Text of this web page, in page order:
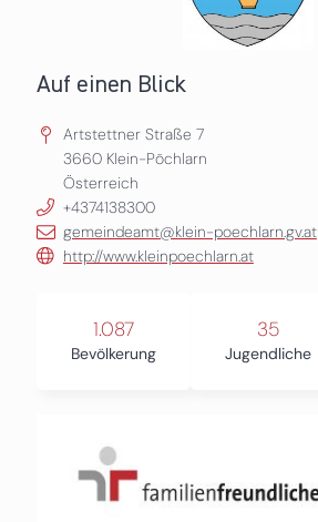
Auf einen Blick
Artstettner Straße 7
3660 Klein-Pöchlarn
Österreich
+4374138300
gemeindeamt@klein-poechlarn.gv.at
http://www.kleinpoechlarn.at
1.087
Bevölkerung
35
Jugendliche